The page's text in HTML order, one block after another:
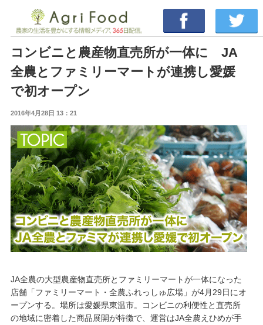
コンビニと農産物直売所が一体に JA
全農とファミリーマートが連携し愛媛
で初オープン
2016年4月28日 13：21
JA全農の大型農産物直売所とファミリーマートが一体になった
店舗「ファミリーマート・全農ふれっしゅ広場」が4月29日にオ
ープンする。場所は愛媛県東温市。コンビニの利便性と直売所
の地域に密着した商品展開が特徴で、運営はJA全農えひめが手